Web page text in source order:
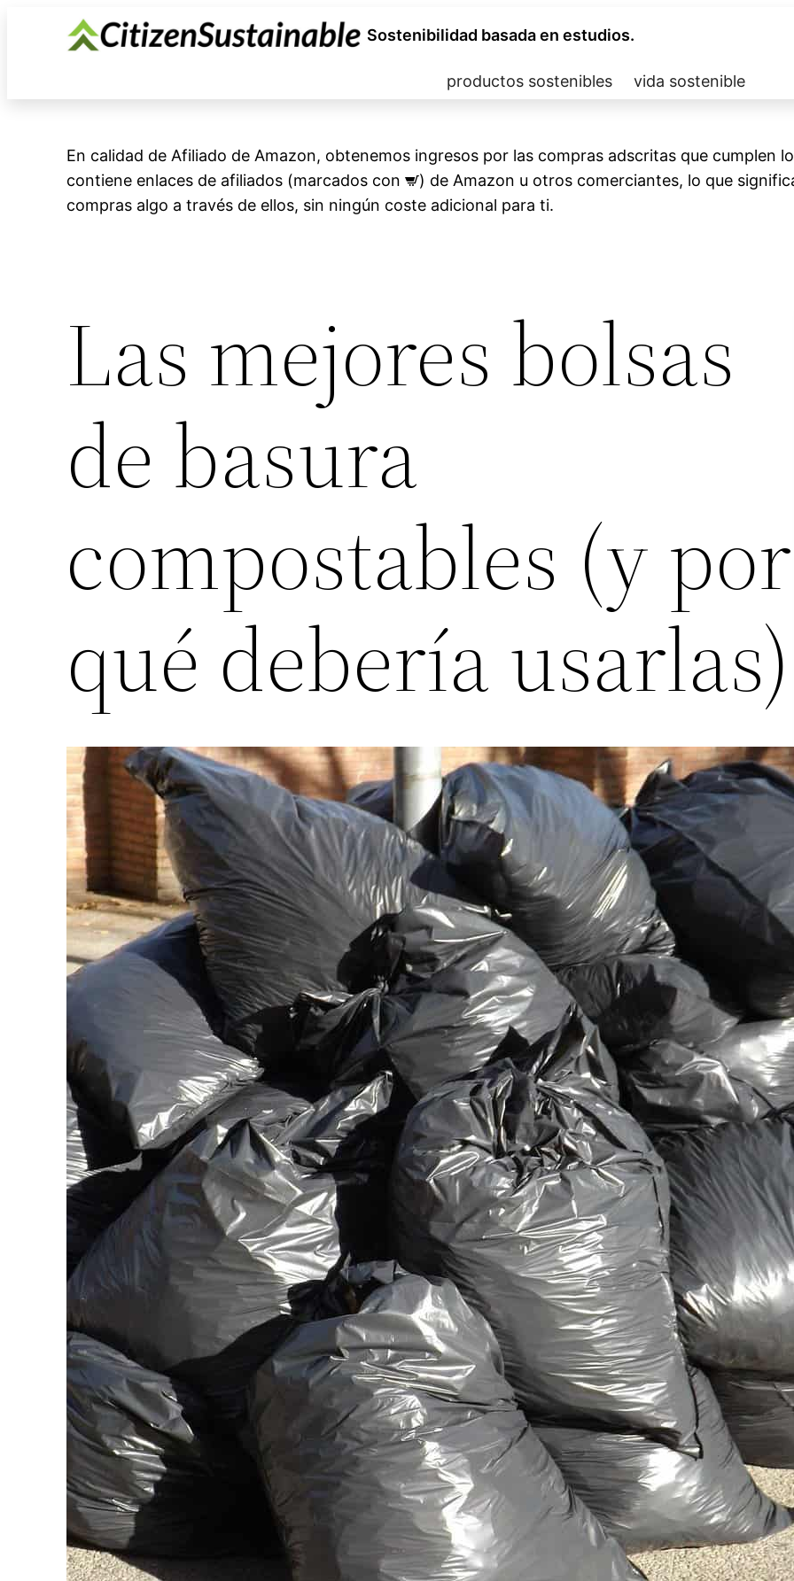
Sostenibilidad basada en estudios.
productos sostenibles vida sostenible
En calidad de Afiliado de Amazon, obtenemos ingresos por las compras adscritas que cumplen
contiene enlaces de afiliados (marcados con
) de Amazon u otros comerciantes, lo que
compras algo a través de ellos, sin ningún coste adicional para ti.
Las mejores bolsas
de basura
compostables (y por
qué debería usarlas)